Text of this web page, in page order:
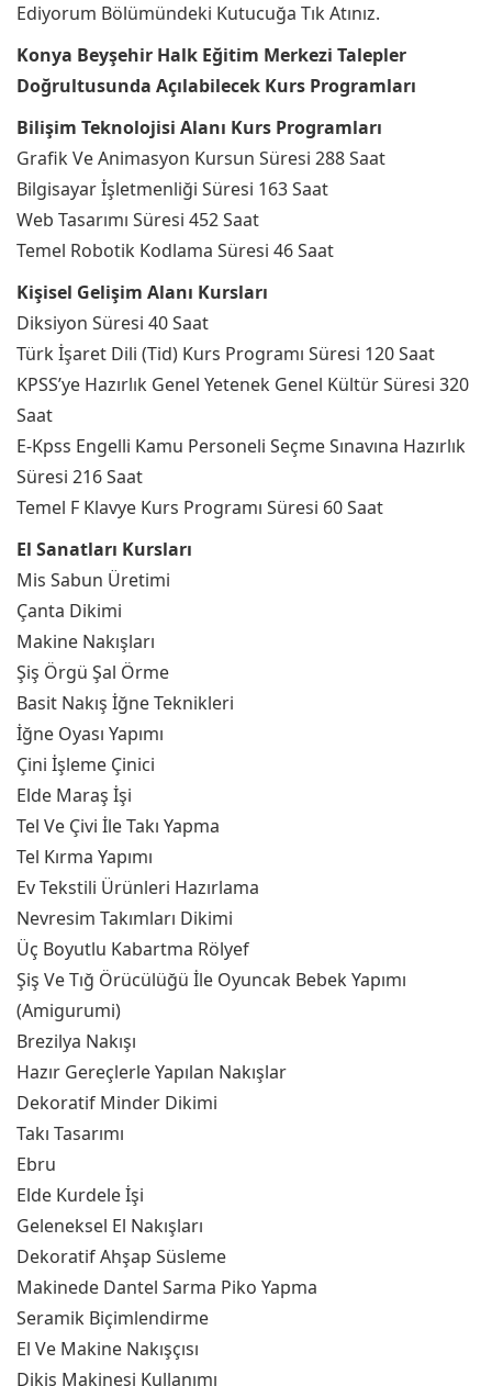
Ediyorum Bölümündeki Kutucuğa Tık Atınız.
Konya Beyşehir Halk Eğitim Merkezi Talepler
Doğrultusunda Açılabilecek Kurs Programları
Bilişim Teknolojisi Alanı Kurs Programları
Grafik Ve Animasyon Kursun Süresi 288 Saat
Bilgisayar İşletmenliği Süresi 163 Saat
Web Tasarımı Süresi 452 Saat
Temel Robotik Kodlama Süresi 46 Saat
Kişisel Gelişim Alanı Kursları
Diksiyon Süresi 40 Saat
Türk İşaret Dili (Tid) Kurs Programı Süresi 120 Saat
KPSS’ye Hazırlık Genel Yetenek Genel Kültür Süresi 320
Saat
E-Kpss Engelli Kamu Personeli Seçme Sınavına Hazırlık
Süresi 216 Saat
Temel F Klavye Kurs Programı Süresi 60 Saat
El Sanatları Kursları
Mis Sabun Üretimi
Çanta Dikimi
Makine Nakışları
Şiş Örgü Şal Örme
Basit Nakış İğne Teknikleri
İğne Oyası Yapımı
Çini İşleme Çinici
Elde Maraş İşi
Tel Ve Çivi İle Takı Yapma
Tel Kırma Yapımı
Ev Tekstili Ürünleri Hazırlama
Nevresim Takımları Dikimi
Üç Boyutlu Kabartma Rölyef
Şiş Ve Tığ Örücülüğü İle Oyuncak Bebek Yapımı
(Amigurumi)
Brezilya Nakışı
Hazır Gereçlerle Yapılan Nakışlar
Dekoratif Minder Dikimi
Takı Tasarımı
Ebru
Elde Kurdele İşi
Geleneksel El Nakışları
Dekoratif Ahşap Süsleme
Makinede Dantel Sarma Piko Yapma
Seramik Biçimlendirme
El Ve Makine Nakışçısı
Dikiş Makinesi Kullanımı